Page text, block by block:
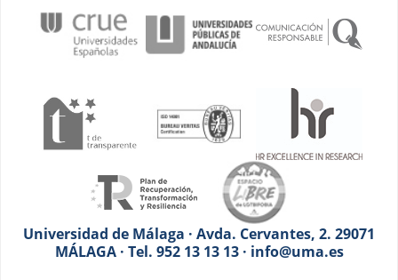
Universidad de Málaga · Avda. Cervantes, 2. 29071
MÁLAGA · Tel. 952 13 13 13 · info@uma.es